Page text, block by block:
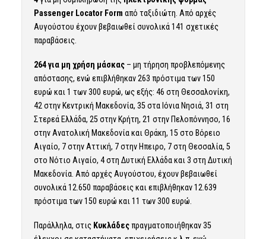
Passenger Locator Form από ταξιδιώτη. Από αρχές
Αυγούστου έχουν βεβαιωθεί συνολικά 141 σχετικές
παραβάσεις.
264 για μη χρήση μάσκας– μη τήρηση προβλεπόμενης
απόστασης, ενώ επιβλήθηκαν 263 πρόστιμα των 150
ευρώ και 1 των 300 ευρώ, ως εξής: 46 στη Θεσσαλονίκη,
42 στην Κεντρική Μακεδονία, 35 στα Ιόνια Νησιά, 31 στη
Στερεά Ελλάδα, 25 στην Κρήτη, 21 στην Πελοπόννησο, 16
στην Ανατολική Μακεδονία και Θράκη, 15 στο Βόρειο
Αιγαίο, 7 στην Αττική, 7 στην Ηπειρο, 7 στη Θεσσαλία, 5
στο Νότιο Αιγαίο, 4 στη Δυτική Ελλάδα και 3 στη Δυτική
Μακεδονία. Από αρχές Αυγούστου, έχουν βεβαιωθεί
συνολικά 12.650 παραβάσεις και επιβλήθηκαν 12.639
πρόστιμα των 150 ευρώ και 11 των 300 ευρώ.
Παράλληλα, στις Κυκλάδεςπραγματοποιήθηκαν 35